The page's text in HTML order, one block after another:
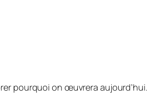
pourquoi on œuvrera